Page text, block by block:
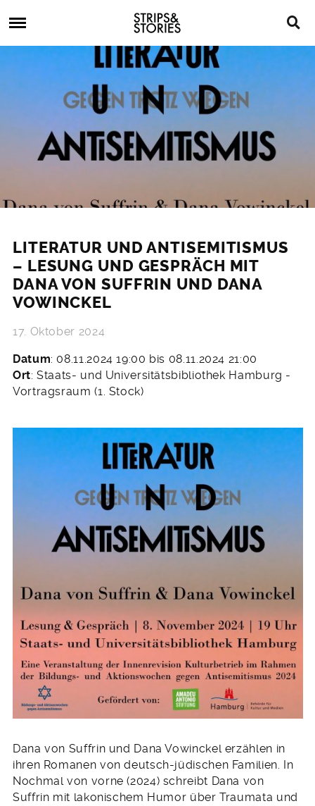
to
Strips
&
Stories
LITERATUR UND ANTISEMITISMUS
– LESUNG UND GESPRÄCH MIT
DANA VON SUFFRIN UND DANA
VOWINCKEL
17. Oktober 2024
Datum: 08.11.2024 19:00 bis 08.11.2024 21:00
Ort: Staats- und Universitätsbibliothek Hamburg -
Vortragsraum (1. Stock)
Dana von Suffrin und Dana Vowinckel erzählen in
ihren Romanen von deutsch-jüdischen Familien. In
Nochmal von vorne (2024) schreibt Dana von
Suffrin mit lakonischem Humor über Traumata und